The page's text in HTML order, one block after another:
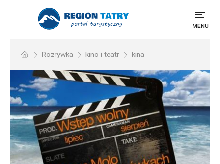
MENU
Rozrywka kino i teatr kina